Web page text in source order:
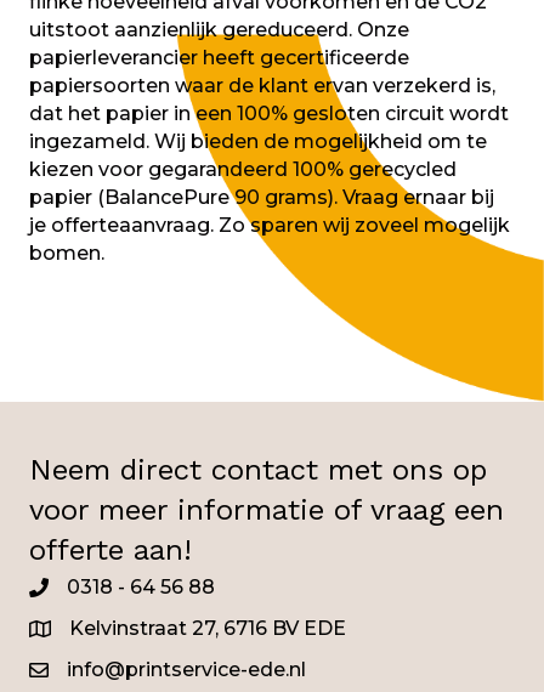
uitstoot aanzienlijk gereduceerd. Onze
papierleverancier heeft gecertificeerde
papiersoorten waar de klant ervan verzekerd is,
dat het papier in een 100% gesloten circuit wordt
ingezameld. Wij bieden de mogelijkheid om te
kiezen voor gegarandeerd 100% gerecycled
papier (BalancePure 90 grams). Vraag ernaar bij
je offerteaanvraag. Zo sparen wij zoveel mogelijk
bomen.
Neem direct contact met ons op
voor meer informatie of vraag een
offerte aan!
03450318 - 64 56 88
Kelvinstraat 27, 6716 BV EDE
info@printservice-ede.nl